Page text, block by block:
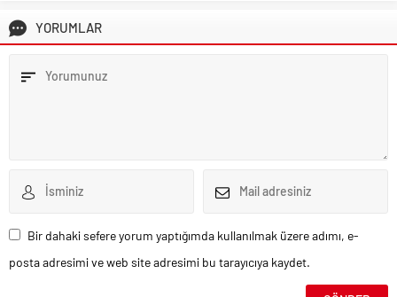
YORUMLAR
Bir dahaki sefere yorum yaptığımda kullanılmak üzere adımı, e-
posta adresimi ve web site adresimi bu tarayıcıya kaydet.